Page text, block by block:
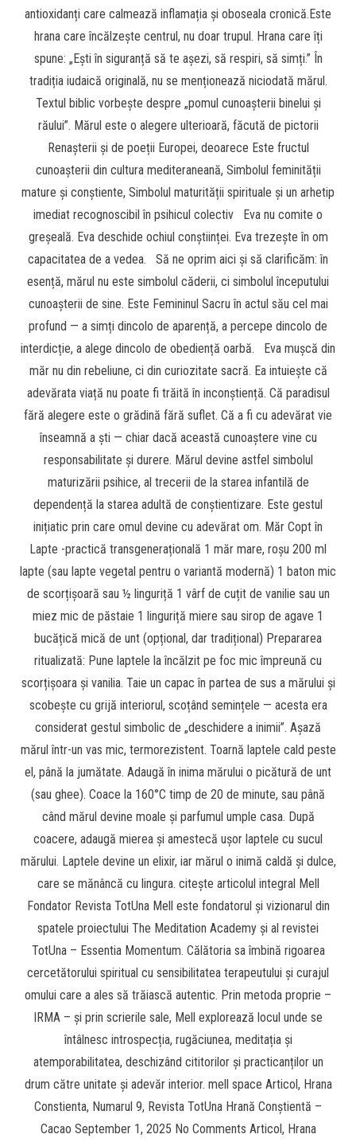
antioxidanți care calmează inflamația și oboseala cronică.Este
hrana care încălzește centrul, nu doar trupul. Hrana care îți
spune: „Ești în siguranță să te așezi, să respiri, să simți.” În
tradiția iudaică originală, nu se menționează niciodată mărul.
Textul biblic vorbește despre „pomul cunoașterii binelui și
răului”. Mărul este o alegere ulterioară, făcută de pictorii
Renașterii și de poeții Europei, deoarece Este fructul
cunoașterii din cultura mediteraneană, Simbolul feminității
mature și conștiente, Simbolul maturității spirituale și un arhetip
imediat recognoscibil în psihicul colectiv Eva nu comite o
greșeală. Eva deschide ochiul conștiinței. Eva trezește în om
capacitatea de a vedea. Să ne oprim aici și să clarificăm: în
esență, mărul nu este simbolul căderii, ci simbolul începutului
cunoașterii de sine. Este Femininul Sacru în actul său cel mai
profund — a simți dincolo de aparență, a percepe dincolo de
interdicție, a alege dincolo de obediență oarbă. Eva mușcă din
măr nu din rebeliune, ci din curiozitate sacră. Ea intuiește că
adevărata viață nu poate fi trăită în inconștiență. Că paradisul
fără alegere este o grădină fără suflet. Că a fi cu adevărat vie
înseamnă a ști — chiar dacă această cunoaștere vine cu
responsabilitate și durere. Mărul devine astfel simbolul
maturizării psihice, al trecerii de la starea infantilă de
dependență la starea adultă de conștientizare. Este gestul
inițiatic prin care omul devine cu adevărat om. Măr Copt în
Lapte -practică transgenerațională 1 măr mare, roșu 200 ml
lapte (sau lapte vegetal pentru o variantă modernă) 1 baton mic
de scorțișoară sau ½ linguriță 1 vârf de cuțit de vanilie sau un
miez mic de păstaie 1 linguriță miere sau sirop de agave 1
bucățică mică de unt (opțional, dar tradițional) Prepararea
ritualizată: Pune laptele la încălzit pe foc mic împreună cu
scorțișoara și vanilia. Taie un capac în partea de sus a mărului și
scobește cu grijă interiorul, scoțând semințele — acesta era
considerat gestul simbolic de „deschidere a inimii”. Așază
mărul într-un vas mic, termorezistent. Toarnă laptele cald peste
el, până la jumătate. Adaugă în inima mărului o picătură de unt
(sau ghee). Coace la 160°C timp de 20 de minute, sau până
când mărul devine moale și parfumul umple casa. După
coacere, adaugă mierea și amestecă ușor laptele cu sucul
mărului. Laptele devine un elixir, iar mărul o inimă caldă și dulce,
care se mănâncă cu lingura. citește articolul integral Mell
Fondator Revista TotUna Mell este fondatorul și vizionarul din
spatele proiectului The Meditation Academy și al revistei
TotUna – Essentia Momentum. Călătoria sa îmbină rigoarea
cercetătorului spiritual cu sensibilitatea terapeutului și curajul
omului care a ales să trăiască autentic. Prin metoda proprie –
IRMA – și prin scrierile sale, Mell explorează locul unde se
întâlnesc introspecția, rugăciunea, meditația și
atemporabilitatea, deschizând cititorilor și practicanților un
drum către unitate și adevăr interior. mell space Articol, Hrana
Constienta, Numarul 9, Revista TotUna Hrană Conștientă –
Cacao September 1, 2025 No Comments Articol, Hrana